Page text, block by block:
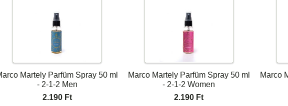
Martely Parfüm Spray 50 ml
- 2-1-2 Men
2.190 Ft
Marco Martely Parfüm Spray 50 ml
- 2-1-2 Women
2.190 Ft
Marco